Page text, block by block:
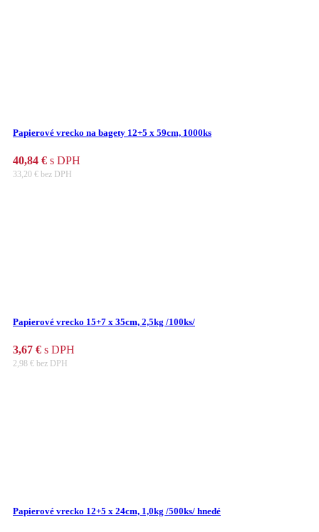
Papierové vrecko na bagety 12+5 x 59cm, 1000ks
40,84 € s DPH
33,20 € bez DPH
Papierové vrecko 15+7 x 35cm, 2,5kg /100ks/
3,67 € s DPH
2,98 € bez DPH
Papierové vrecko 12+5 x 24cm, 1,0kg /500ks/ hnedé